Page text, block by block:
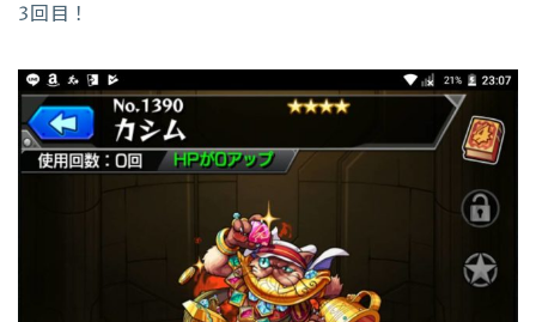
3回目！